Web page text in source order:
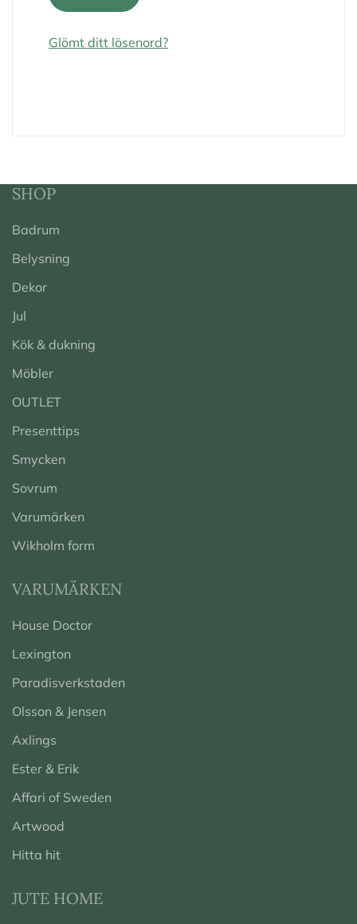
Glömt ditt lösenord?
SHOP
Badrum
Belysning
Dekor
Jul
Kök & dukning
Möbler
OUTLET
Presenttips
Smycken
Sovrum
Varumärken
Wikholm form
VARUMÄRKEN
House Doctor
Lexington
Paradisverkstaden
Olsson & Jensen
Axlings
Ester & Erik
Affari of Sweden
Artwood
Hitta hit
JUTE HOME